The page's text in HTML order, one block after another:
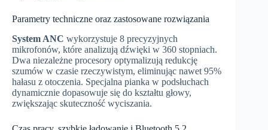
Parametry techniczne oraz zastosowane rozwiązania
System ANC wykorzystuje 8 precyzyjnych
mikrofonów, które analizują dźwięki w 360 stopniach.
Dwa niezależne procesory optymalizują redukcję
szumów w czasie rzeczywistym, eliminując nawet 95%
hałasu z otoczenia. Specjalna pianka w podsłuchach
dynamicznie dopasowuje się do kształtu głowy,
zwiększając skuteczność wyciszania.